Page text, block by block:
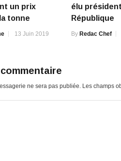
un prix
tonne
13 Juin 2019
élu
République
By Redac Chef
ne sera pas publiée. Les champs